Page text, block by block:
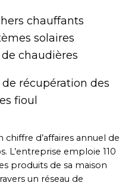
chauffants
solaires
chaudières
de récupération des
fioul
d’affaires annuel de
L’entreprise emploie 110
produits de sa maison
un réseau de